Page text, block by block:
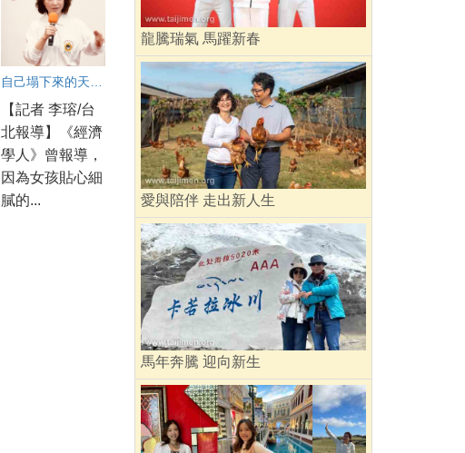
自己塌下來的天 又重新亮了起來
【記者 李瑢/台
北報導】《經濟
學人》曾報導，
因為女孩貼心細
膩的...
龍騰瑞氣 馬躍新春
愛與陪伴 走出新人生
馬年奔騰 迎向新生